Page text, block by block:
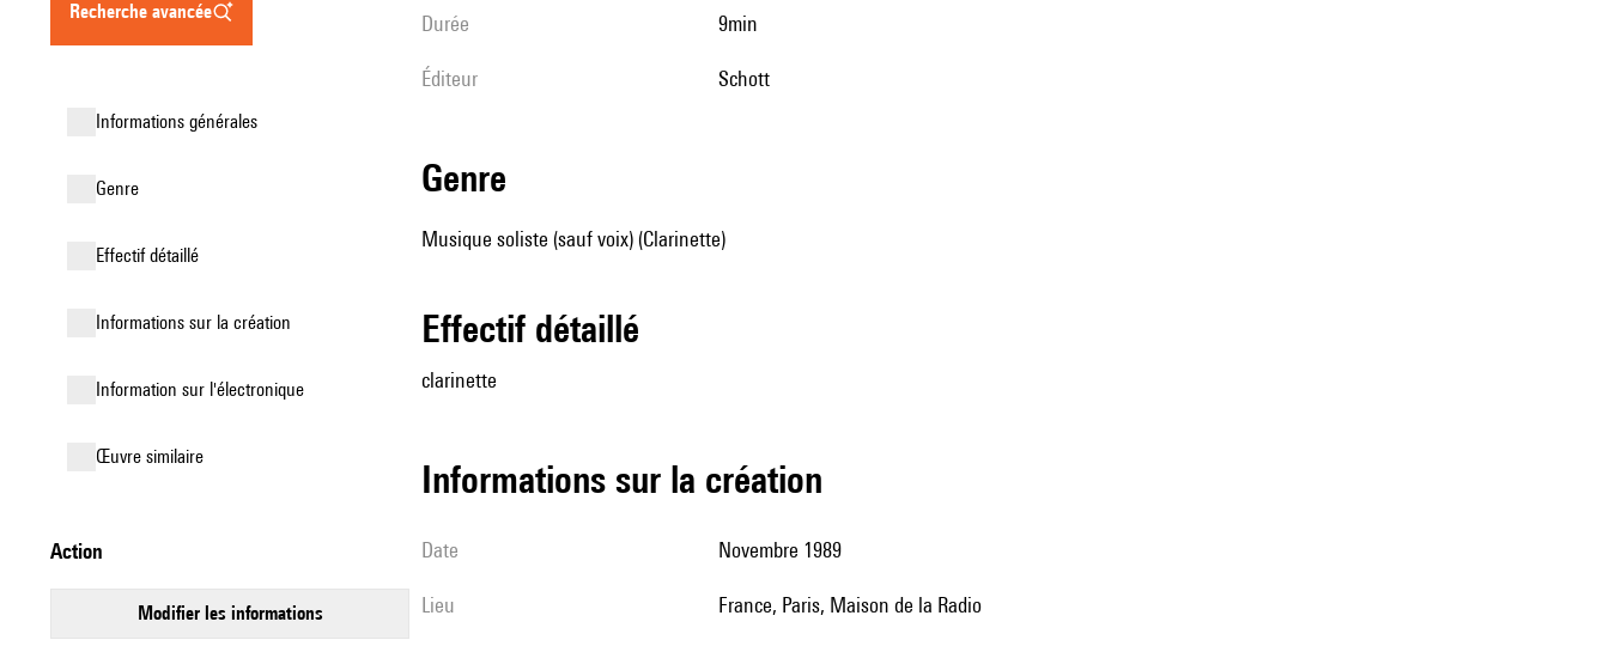
recherche avancée
informations générales
genre
effectif détaillé
informations sur la création
Information sur l'électronique
œuvre similaire
action
modifier les informations
durée 9min
éditeur Schott
genre
Musique soliste (sauf voix) (Clarinette)
effectif détaillé
clarinette
informations sur la création
date Novembre 1989
lieu France, Paris, Maison de la Radio